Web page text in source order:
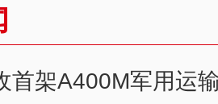
首架A400M军用运